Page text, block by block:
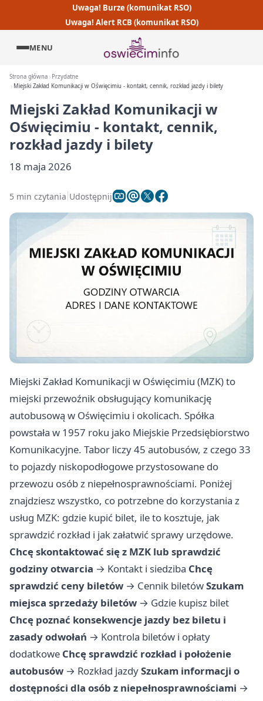
Uwaga! Burze (komunikat RSO)
Uwaga! Alert RCB (komunikat RSO)
MENU
Strona główna
Przydatne
Miejski Zakład Komunikacji w Oświęcimiu - kontakt, cennik, rozkład jazdy i bilety
Miejski Zakład Komunikacji w
Oświęcimiu - kontakt, cennik,
rozkład jazdy i bilety
18 maja 2026
5 min czytania Udostępnij
Miejski Zakład Komunikacji w Oświęcimiu (MZK) to
miejski przewoźnik obsługujący komunikację
autobusową w Oświęcimiu i okolicach. Spółka
powstała w 1957 roku jako Miejskie Przedsiębiorstwo
Komunikacyjne. Tabor liczy 45 autobusów, z czego 33
to pojazdy niskopodłogowe przystosowane do
przewozu osób z niepełnosprawnościami. Poniżej
znajdziesz wszystko, co potrzebne do korzystania z
usług MZK: gdzie kupić bilet, ile to kosztuje, jak
sprawdzić rozkład i jak załatwić sprawy urzędowe.
Chcę skontaktować się z MZK lub sprawdzić
godziny otwarcia → Kontakt i siedziba Chcę
sprawdzić ceny biletów → Cennik biletówSzukam
miejsca sprzedaży biletów → Gdzie kupisz bilet
Chcę poznać konsekwencje jazdy bez biletu i
zasady odwołań → Kontrola biletów i opłaty
dodatkowe Chcę sprawdzić rozkład i położenie
autobusów → Rozkład jazdySzukam informacji o
dostępności dla osób z niepełnosprawnościami →